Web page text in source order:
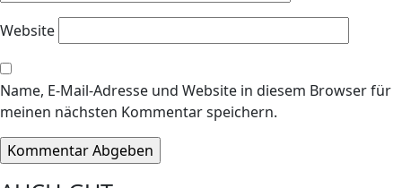
Website
Name, E-Mail-Adresse und Website in diesem Browser für
meinen nächsten Kommentar speichern.